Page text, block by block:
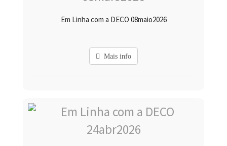
Em Linha com a DECO 08maio2026
Mais info